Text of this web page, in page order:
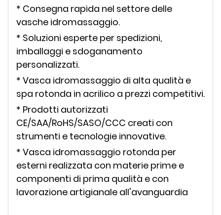
* Consegna rapida nel settore delle
vasche idromassaggio.
* Soluzioni esperte per spedizioni,
imballaggi e sdoganamento
personalizzati.
* Vasca idromassaggio di alta qualità e
spa rotonda in acrilico a prezzi competitivi.
* Prodotti autorizzati
CE/SAA/RoHS/SASO/CCC creati con
strumenti e tecnologie innovative.
* Vasca idromassaggio rotonda per
esterni realizzata con materie prime e
componenti di prima qualità e con
lavorazione artigianale all'avanguardia